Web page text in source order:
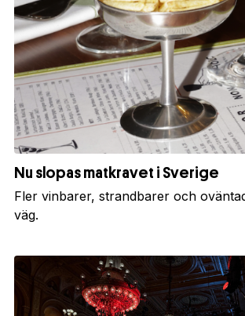
Nu slopas matkravet i Sverige
Fler vinbarer, strandbarer och
väg.